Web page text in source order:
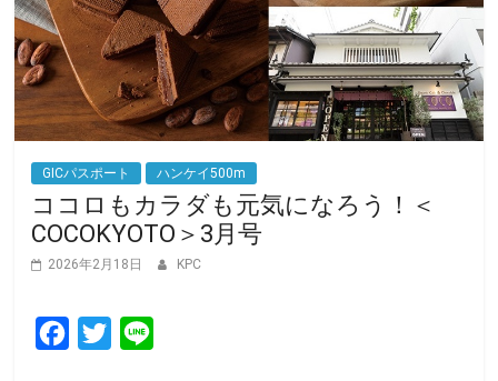
GICパスポート ハンケイ500m
ココロもカラダも元気になろう！＜
COCOKYOTO＞3月号
2026年2月18日 KPC
T